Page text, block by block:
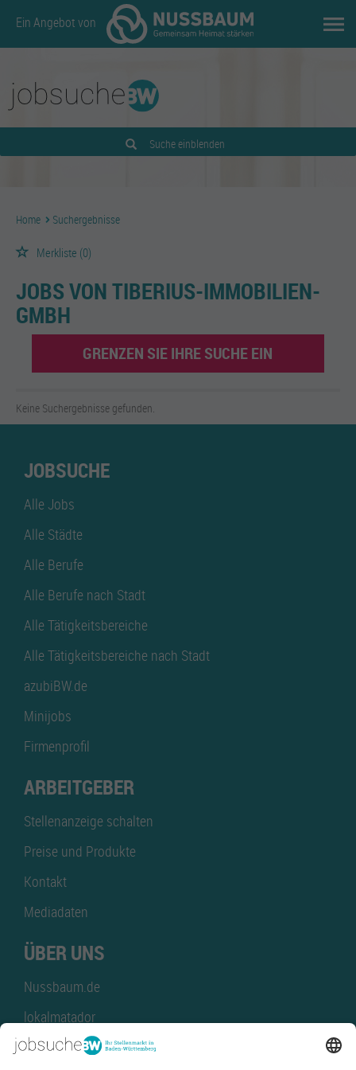
Ein Angebot von
Suche einblenden
Home Suchergebnisse
Merkliste (0)
JOBS VON TIBERIUS-IMMOBILIEN-
GMBH
GRENZEN SIE IHRE SUCHE EIN
Keine Suchergebnisse gefunden.
JOBSUCHE
Alle Jobs
Alle Städte
Alle Berufe
Alle Berufe nach Stadt
Alle Tätigkeitsbereiche
Alle Tätigkeitsbereiche nach Stadt
azubiBW.de
Minijobs
Firmenprofil
ARBEITGEBER
Stellenanzeige schalten
Preise und Produkte
Kontakt
Mediadaten
ÜBER UNS
Nussbaum.de
lokalmatador
kaufinBW